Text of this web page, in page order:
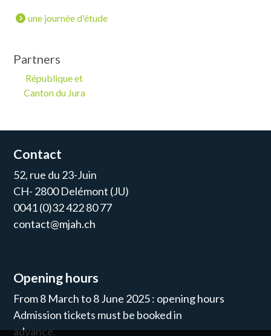
une journée d'étude
Partners
République et
Canton du Jura
Contact
52, rue du 23-Juin
CH- 2800 Delémont (JU)
0041 (0)32 422 80 77
contact@mjah.ch
Opening hours
From 8 March to 8 June 2025 : opening hours
Admission tickets must be booked in
advance.